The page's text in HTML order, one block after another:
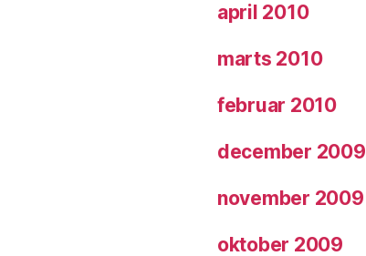
april 2010
marts 2010
februar 2010
december 2009
november 2009
oktober 2009